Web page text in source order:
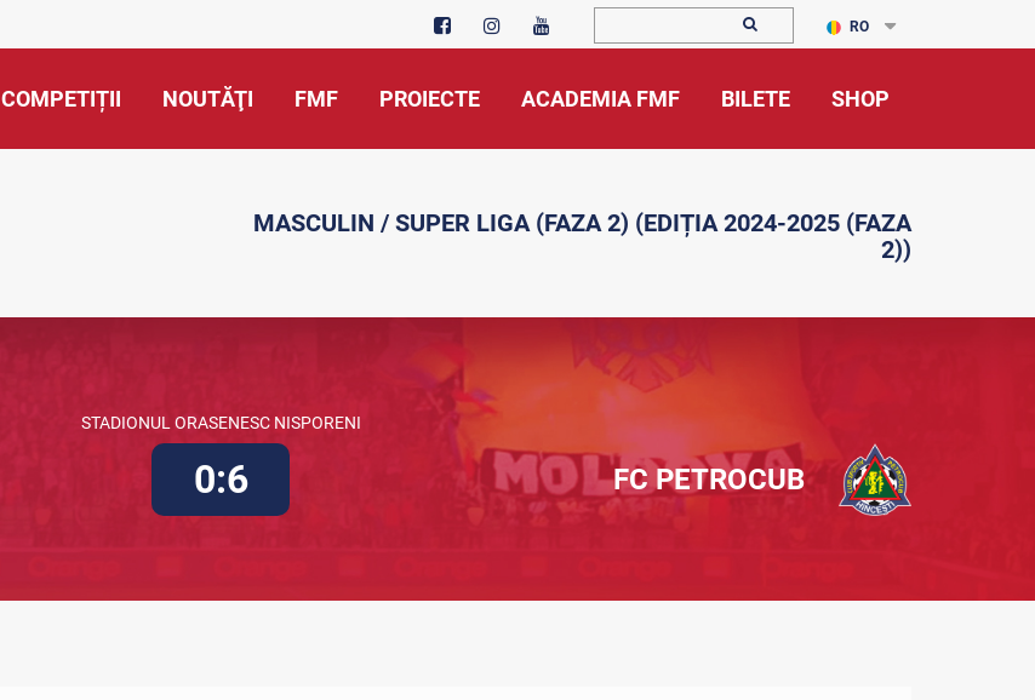
RO
COMPETIȚII NOUTĂŢI FMF PROIECTE ACADEMIA FMF BILETE SHOP
MASCULIN / SUPER LIGA (FAZA 2) (EDIȚIA 2024-2025 (FAZA
2))
STADIONUL ORASENESC NISPORENI
0:6 FC PETROCUB